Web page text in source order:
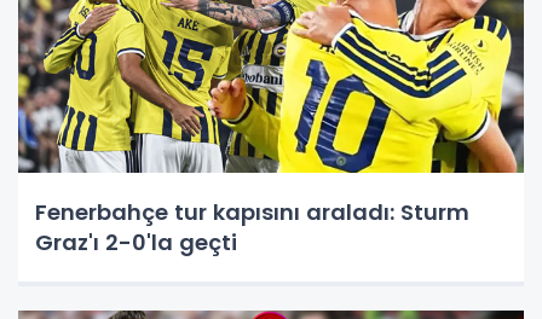
Fenerbahçe tur kapısını araladı: Sturm
Graz'ı 2-0'la geçti